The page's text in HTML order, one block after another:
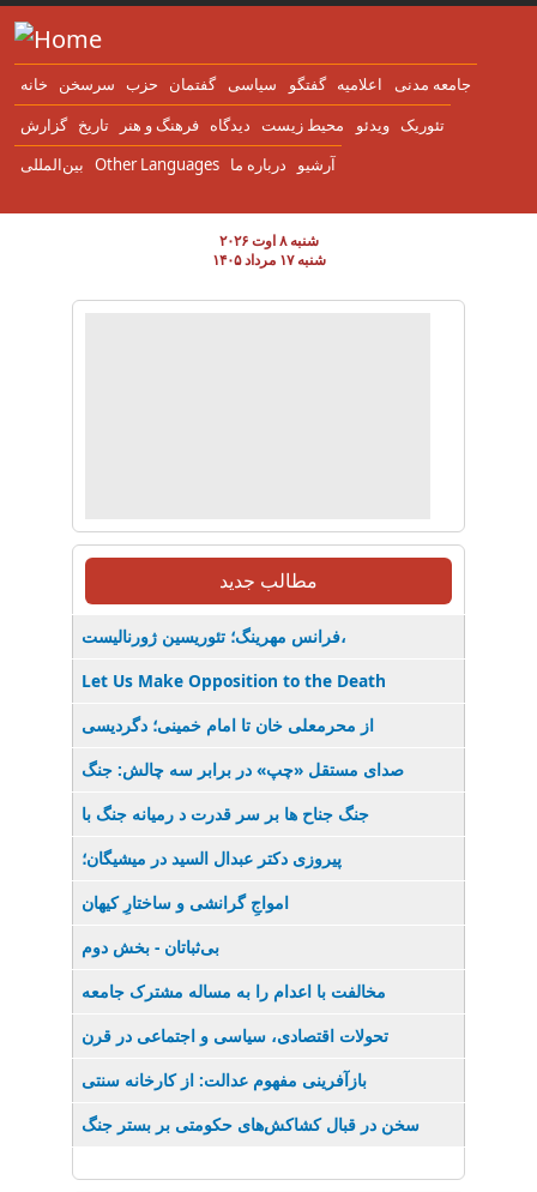
Skip to main content
خانه سرسخن حزب گفتمان سياسی گفتگو
جامعه مدنی
گزارش تاریخ فرهنگ و هنر دیدگاه محیط زیست ویدئو تئوریک
بین‌المللی Other Languages درباره ما آرشیو
شنبه ۸ اوت ۲۰۲۶
شنبه ۱۷ مرداد ۱۴۰۵
مطالب جدید
فرانس مهرینگ؛ تئوریسین ژورنالیست،
Let Us Make Opposition to the Death
از محرمعلی خان تا امام خمینی؛ دگردیسی
صدای مستقل «چپ» در برابر سه چالش: جنگ
جنگ جناح ها بر سر قدرت د رمیانە جنگ با
پیروزی دکتر عبدال السید در میشیگان؛
‌امواجِ گرانشی و ساختارِ کیهان
بی‌ثباتان - بخش دوم
مخالفت با اعدام را به مساله مشترک جامعه
تحولات اقتصادی، سیاسی و اجتماعی در قرن
بازآفرینی مفهوم عدالت: از کارخانه سنتی
سخن در قبال کشاکش‌های حکومتی بر بستر جنگ